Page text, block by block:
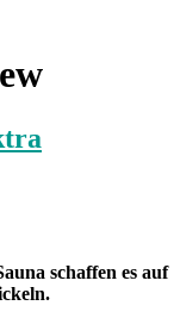
schaffen es auf